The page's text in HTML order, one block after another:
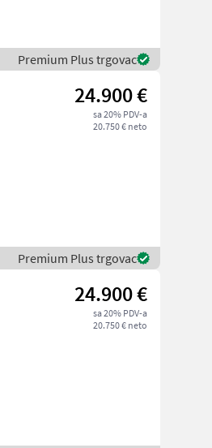
Premium Plus trgovac
24.900 €
sa 20% PDV-a
20.750 € neto
Premium Plus trgovac
24.900 €
sa 20% PDV-a
20.750 € neto